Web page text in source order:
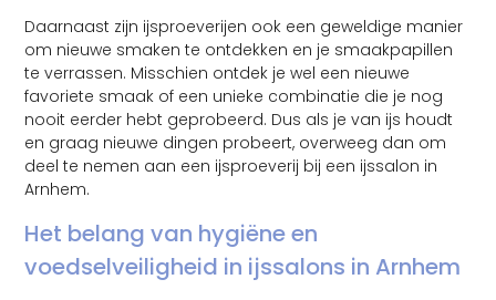
Daarnaast zijn ijsproeverijen ook een geweldige manier
om nieuwe smaken te ontdekken en je smaakpapillen
te verrassen. Misschien ontdek je wel een nieuwe
favoriete smaak of een unieke combinatie die je nog
nooit eerder hebt geprobeerd. Dus als je van ijs houdt
en graag nieuwe dingen probeert, overweeg dan om
deel te nemen aan een ijsproeverij bij een ijssalon in
Arnhem.
Het belang van hygiëne en
voedselveiligheid in ijssalons in Arnhem